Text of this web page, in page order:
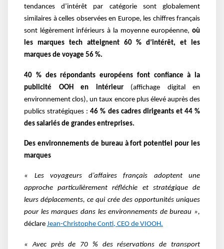
tendances d’intérêt par catégorie sont globalement
similaires à celles observées en Europe, les chiffres français
sont légèrement inférieurs à la moyenne européenne, où
les marques tech atteignent 60 % d’intérêt, et les
marques de voyage 56 %.
40 % des répondants européens font confiance à la
publicité OOH en intérieur(affichage digital en
environnement clos), un taux encore plus élevé auprès des
publics stratégiques :46 % des cadres dirigeants et 44 %
des salariés de grandes entreprises.
Des environnements de bureau à fort potentiel pour les
marques
« Les voyageurs d’affaires français adoptent une
approche particulièrement réfléchie et stratégique de
leurs déplacements, ce qui crée des opportunités uniques
pour les marques dans les environnements de bureau »,
déclare Jean-Christophe Conti, CEO de VIOOH.
« Avec près de 70 % des réservations de transport